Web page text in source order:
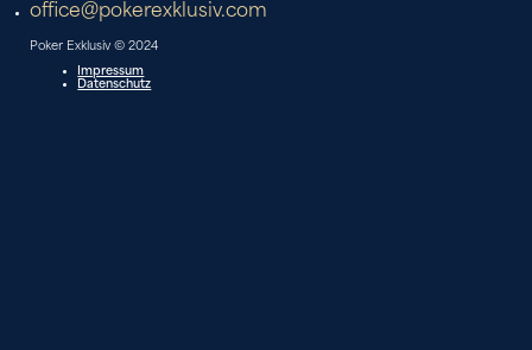
office@pokerexklusiv.com
Poker Exklusiv © 2024
Impressum
Datenschutz